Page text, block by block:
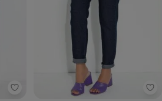
Sawary Jeans - Calça (Jeans)